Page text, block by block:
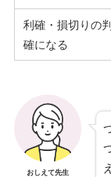
利確・損切りの
確になる
おしえて先生